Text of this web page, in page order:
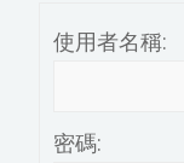
使用者名稱:
密碼: